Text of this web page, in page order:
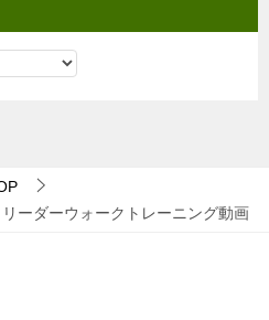
リーダーウォークトレーニング動画